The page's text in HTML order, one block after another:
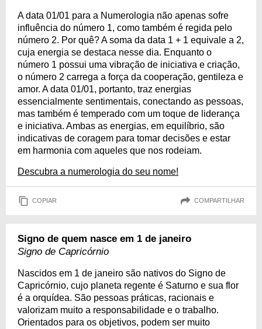
A data 01/01 para a Numerologia não apenas sofre
influência do número 1, como também é regida pelo
número 2. Por quê? A soma da data 1 + 1 equivale a 2,
cuja energia se destaca nesse dia. Enquanto o
número 1 possui uma vibração de iniciativa e criação,
o número 2 carrega a força da cooperação, gentileza e
amor. A data 01/01, portanto, traz energias
essencialmente sentimentais, conectando as pessoas,
mas também é temperado com um toque de liderança
e iniciativa. Ambas as energias, em equilíbrio, são
indicativas de coragem para tomar decisões e estar
em harmonia com aqueles que nos rodeiam.
Descubra a numerologia do seu nome!
COPIAR COMPARTILHAR
Signo de quem nasce em 1 de janeiro
Signo de Capricórnio
Nascidos em 1 de janeiro são nativos do Signo de
Capricórnio, cujo planeta regente é Saturno e sua flor
é a orquídea. São pessoas práticas, racionais e
valorizam muito a responsabilidade e o trabalho.
Orientados para os objetivos, podem ser muito